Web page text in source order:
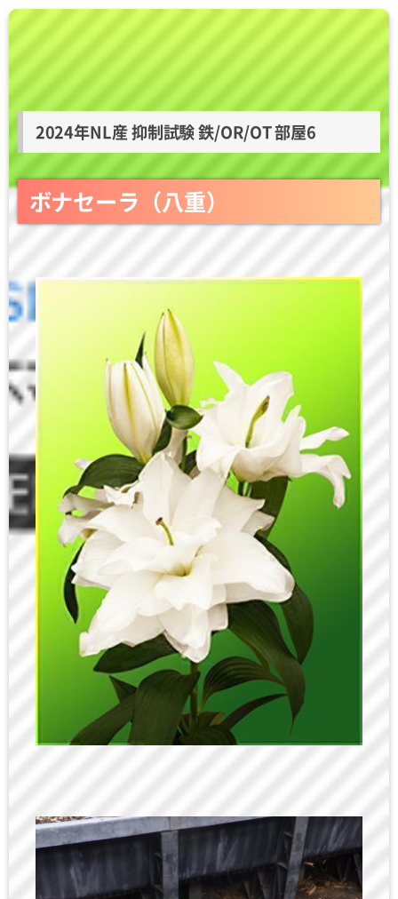
2024年NL産 抑制試験 鉄/OR/OT 部屋6
ボナセーラ（八重）